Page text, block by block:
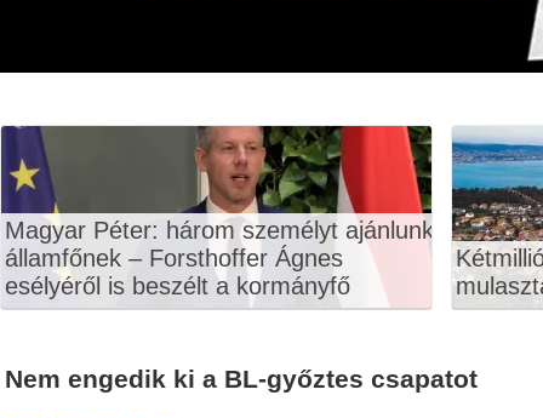
Magyar Péter: három személyt ajánlunk
államfőnek – Forsthoffer Ágnes
esélyéről is beszélt a kormányfő
Nem engedik ki a BL-győztes csapatot